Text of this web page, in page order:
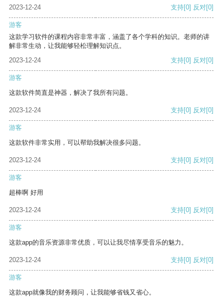
2023-12-24 支持[0] 反对[0]
游客
这款学习软件的课程内容非常丰富，涵盖了各个学科的知识。老师的讲
解非常生动，让我能够轻松理解知识点。
2023-12-24
支持[0] 反对[0]
游客
这款软件简直是神器，解决了我所有问题。
2023-12-24 支持[0] 反对[0]
游客
这款软件非常实用，可以帮助我解决很多问题。
2023-12-24 支持[0] 反对[0]
游客
超棒啊 好用
2023-12-24 支持[0] 反对[0]
游客
这款app的音乐资源非常优质，可以让我尽情享受音乐的魅力。
2023-12-24 支持[0] 反对[0]
游客
这款app就像我的财务顾问，让我能够省钱又省心。